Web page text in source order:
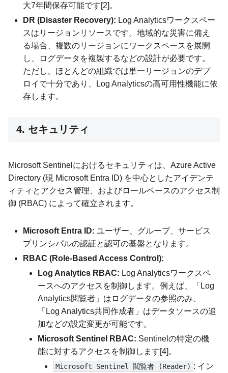
大7年間保存可能です[2]。
DR (Disaster Recovery): Log Analyticsワークスペー
スはリージョンリソースです。地域的な災害に備え
る場合、複数のリージョンにワークスペースを展開
し、ログデータを複製するなどの設計が必要です。
ただし、ほとんどの組織では単一リージョンのデプ
ロイで十分であり、Log Analyticsの高可用性機能に依
存します。
4. セキュリティ
Microsoft Sentinelにおけるセキュリティは、Azure Active
Directory (現 Microsoft Entra ID) を中心としたアイデンテ
ィティとアクセス管理、およびロールベースのアクセス制
御 (RBAC) によって確立されます。
Microsoft Entra ID: ユーザー、グループ、サービス
プリンシパルの認証と認可の基盤となります。
RBAC (Role-Based Access Control):
Log Analytics RBAC: Log Analyticsワークスペ
ースへのアクセスを制御します。例えば、「Log
Analytics閲覧者」はログデータの参照のみ、
「Log Analytics共同作成者」はデータソースの追
加などの設定変更が可能です。
Microsoft Sentinel RBAC: Sentinelの特定の機
能に対するアクセスを制御します[4]。
Microsoft Sentinel 閲覧者 (Reader) : イン